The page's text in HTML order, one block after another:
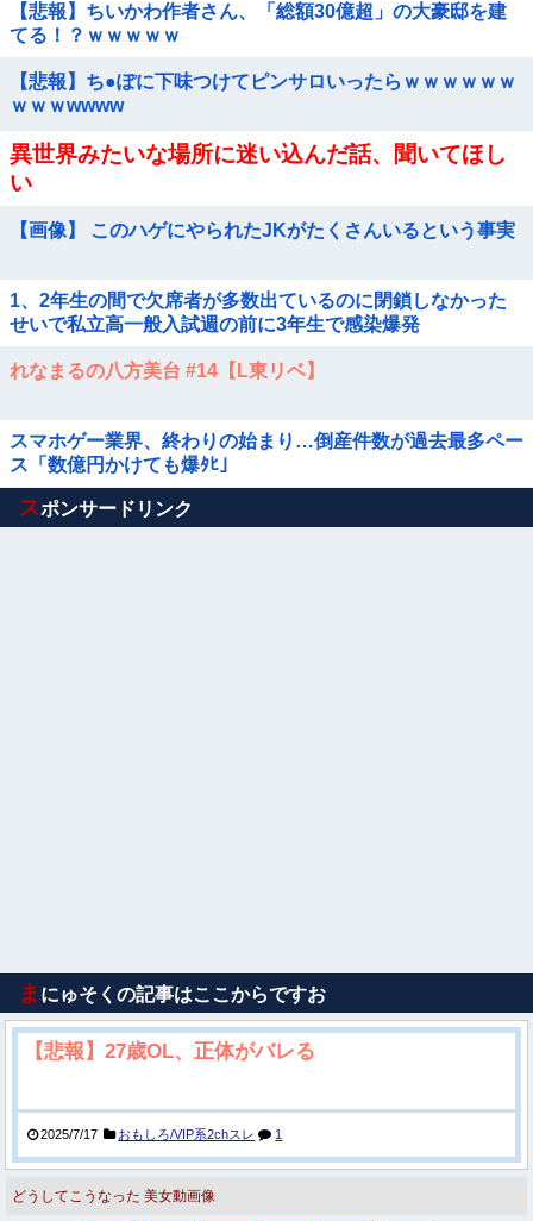
【悲報】ちいかわ作者さん、「総額30億超」の大豪邸を建
てる！？ｗｗｗｗｗ
【悲報】ち●ぽに下味つけてピンサロいったらｗｗｗｗｗｗ
ｗｗｗwwww
異世界みたいな場所に迷い込んだ話、聞いてほし
い
【画像】 このハゲにやられたJKがたくさんいるという事実
1、2年生の間で欠席者が多数出ているのに閉鎖しなかった
せいで私立高一般入試週の前に3年生で感染爆発
れなまるの八方美台 #14【L東リベ】
スマホゲー業界、終わりの始まり…倒産件数が過去最多ペー
ス「数億円かけても爆ﾀﾋ」
Powered by livedoor 相互RSS
スポンサードリンク
ま にゅそくの記事はここからですお
【悲報】27歳OL、正体がバレる
2025/7/17 おもしろ/VIP系2chスレ 1
どうしてこうなった 美女動画像